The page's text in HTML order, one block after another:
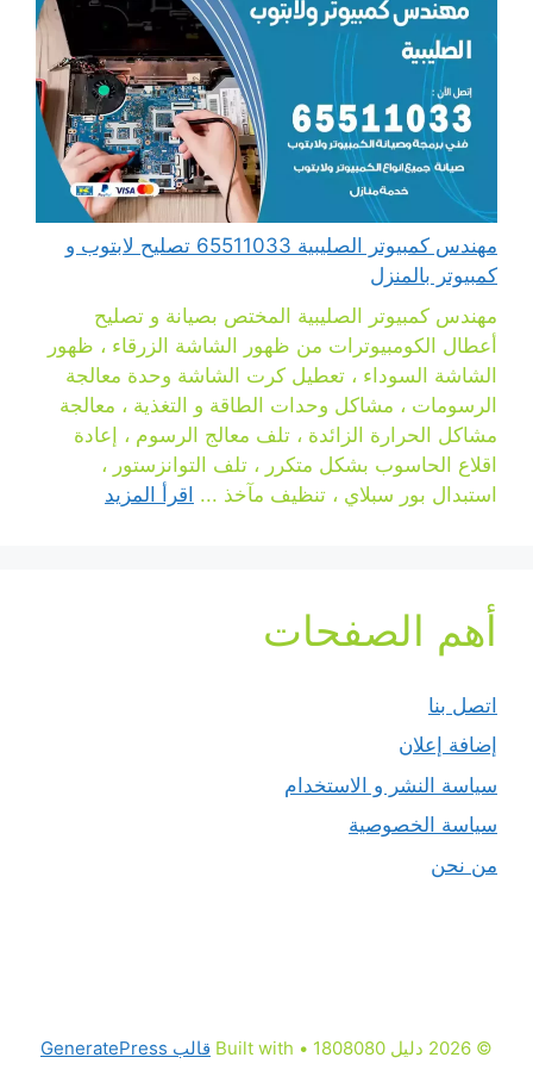
مهندس كمبيوتر الصليبية 65511033 تصليح لابتوب و
كمبيوتر بالمنزل
مهندس كمبيوتر الصليبية المختص بصيانة و تصليح
أعطال الكومبيوترات من ظهور الشاشة الزرقاء ، ظهور
الشاشة السوداء ، تعطيل كرت الشاشة وحدة معالجة
الرسومات ، مشاكل وحدات الطاقة و التغذية ، معالجة
مشاكل الحرارة الزائدة ، تلف معالج الرسوم ، إعادة
اقلاع الحاسوب بشكل متكرر ، تلف التوانزستور ،
استبدال بور سبلاي ، تنظيف مآخذ ... اقرأ المزيد
أهم الصفحات
اتصل بنا
إضافة إعلان
سياسة النشر و الاستخدام
سياسة الخصوصية
من نحن
© 2026 دليل 1808080 • Built with قالب GeneratePress